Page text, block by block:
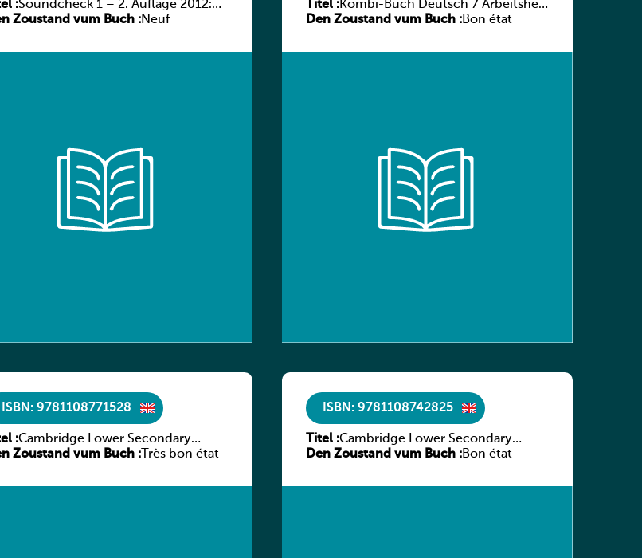
:Soundcheck 1 – 2. Auflage 2012:
Schülerband 1
Zoustand vum Buch :Neuf
Titel :Kombi-Buch Deutsch 7 Arbeitsheft
(Neue Ausgabe Luxemburg)
Den Zoustand vum Buch :Bon état
ISBN: 9781108771528
:Cambridge Lower Secondary
Mathematics Learner’s Book 8
Zoustand vum Buch : Très bon état
ISBN: 9781108742825
Titel :Cambridge Lower Secondary
Science Learner’s Book with Digital
Den Zoustand vum Buch :Bon état